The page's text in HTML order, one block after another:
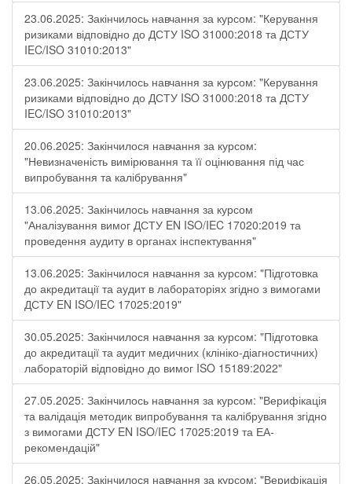
23.06.2025: Закінчилось навчання за курсом: "Керування
ризиками відповідно до ДСТУ ISO 31000:2018 та ДСТУ
IEC/ISO 31010:2013"
23.06.2025: Закінчилось навчання за курсом: "Керування
ризиками відповідно до ДСТУ ISO 31000:2018 та ДСТУ
IEC/ISO 31010:2013"
20.06.2025: Закінчилося навчання за курсом:
"Невизначеність вимірювання та її оцінювання під час
випробування та калібрування"
13.06.2025: Закінчилось навчання за курсом
"Аналізування вимог ДСТУ EN ISO/IEC 17020:2019 та
проведення аудиту в органах інспектування"
13.06.2025: Закінчилося навчання за курсом: "Підготовка
до акредитації та аудит в лабораторіях згідно з вимогами
ДСТУ EN ISO/IEC 17025:2019"
30.05.2025: Закінчилося навчання за курсом: "Підготовка
до акредитації та аудит медичних (клініко-діагностичних)
лабораторій відповідно до вимог ISO 15189:2022"
27.05.2025: Закінчилось навчання за курсом: "Верифікація
та валідація методик випробування та калібрування згідно
з вимогами ДСТУ EN ISO/IEC 17025:2019 та ЕА-
рекомендацій"
26.05.2025: Закінчилося навчання за курсом: "Верифікація